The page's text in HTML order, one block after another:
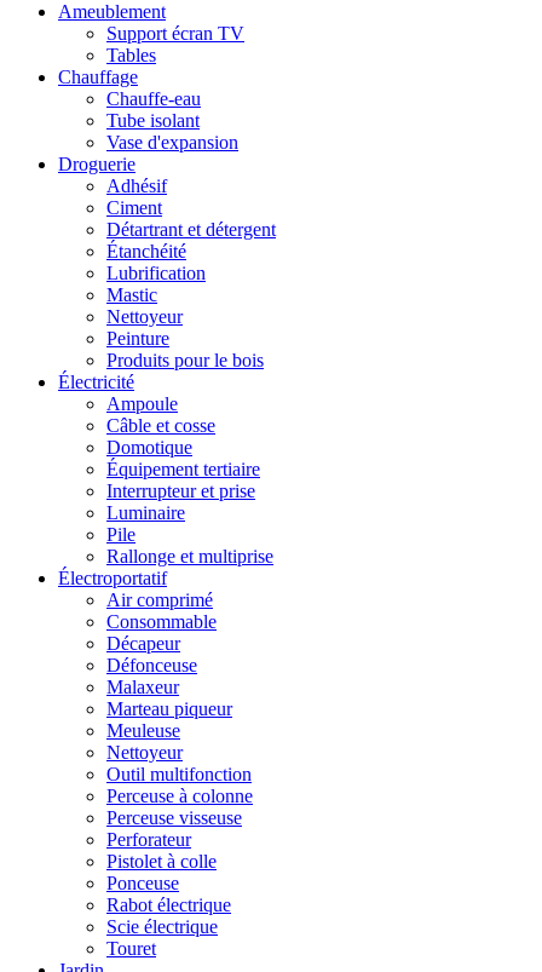
Ameublement
Support écran TV
Tables
Chauffage
Chauffe-eau
Tube isolant
Vase d'expansion
Droguerie
Adhésif
Ciment
Détartrant et détergent
Étanchéité
Lubrification
Mastic
Nettoyeur
Peinture
Produits pour le bois
Électricité
Ampoule
Câble et cosse
Domotique
Équipement tertiaire
Interrupteur et prise
Luminaire
Pile
Rallonge et multiprise
Électroportatif
Air comprimé
Consommable
Décapeur
Défonceuse
Malaxeur
Marteau piqueur
Meuleuse
Nettoyeur
Outil multifonction
Perceuse à colonne
Perceuse visseuse
Perforateur
Pistolet à colle
Ponceuse
Rabot électrique
Scie électrique
Touret